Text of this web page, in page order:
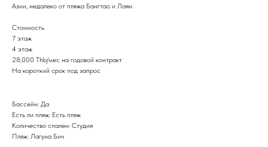
Азии, недалеко от пляжа Бангтао и Лаян.
Стоимость
7 этаж
4 этаж
28,000 Thb/мес на годовой контракт
На короткий срок под запрос
Бассейн: Да
Есть ли пляж: Есть пляж
Количество спален: Студия
Пляж: Лагуна Бич